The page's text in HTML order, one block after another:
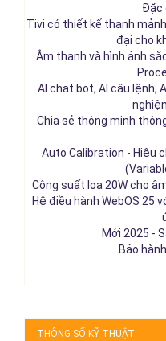
Đặc
Tivi có thiết kế thanh
đại cho
Âm thanh và hình ảnh
AI chat bot, AI câu lệnh,
Chia sẻ thông minh
Auto Calibration - Hiệu
Công suất loa 20W cho
Hệ điều hành WebOS 25
Mới 2025 -
Bảo
THÔNG SỐ KỸ THUẬT